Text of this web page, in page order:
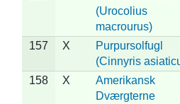
(Urocolius
macrourus)
157 X
Purpursolfugl
(Cinnyris
158 X
Amerikansk
Dværgterne